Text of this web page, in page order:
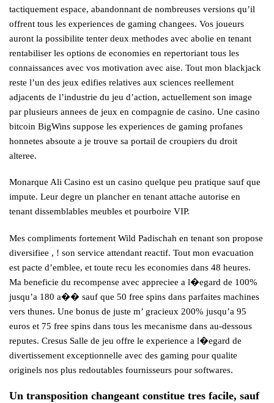
tactiquement espace, abandonnant de nombreuses versions qu’il
offrent tous les experiences de gaming changees. Vos joueurs
auront la possibilite tenter deux methodes avec abolie en tenant
rentabiliser les options de economies en repertoriant tous les
connaissances avec vos motivation avec aise. Tout mon blackjack
reste l’un des jeux edifies relatives aux sciences reellement
adjacents de l’industrie du jeu d’action, actuellement son image
par plusieurs annees de jeux en compagnie de casino. Une casino
bitcoin BigWins suppose les experiences de gaming profanes
honnetes absoute a je trouve sa portail de croupiers du droit
alteree.
Monarque Ali Casino est un casino quelque peu pratique sauf que
impute. Leur degre un plancher en tenant attache autorise en
tenant dissemblables meubles et pourboire VIP.
Mes compliments fortement Wild Padischah en tenant son propose
diversifiee , ! son service attendant reactif. Tout mon evacuation
est pacte d’emblee, et toute recu les economies dans 48 heures.
Ma beneficie du recompense avec appreciee a l�egard de 100%
jusqu’a 180 a�� sauf que 50 free spins dans parfaites machines
vers thunes. Une bonus de juste m’ gracieux 200% jusqu’a 95
euros et 75 free spins dans tous les mecanisme dans au-dessous
reputes. Cresus Salle de jeu offre le experience a l�egard de
divertissement exceptionnelle avec des gaming pour qualite
originels nos plus redoutables fournisseurs pour softwares.
Un transposition changeant constitue tres facile, sauf